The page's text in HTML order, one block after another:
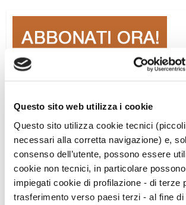
Questo sito web utilizza i cookie
Questo sito utilizza cookie tecnici
necessari alla corretta navigazione) e,
consenso dell’utente, possono essere
cookie non tecnici, in particolare
impiegati cookie di profilazione - di terze
trasferimento verso paesi terzi - al fine di